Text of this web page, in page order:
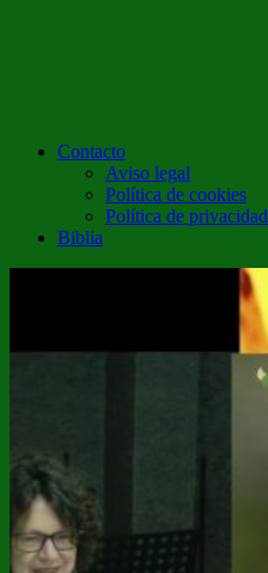
Contacto
Aviso legal
Política de cookies
Política de privacidad
Biblia